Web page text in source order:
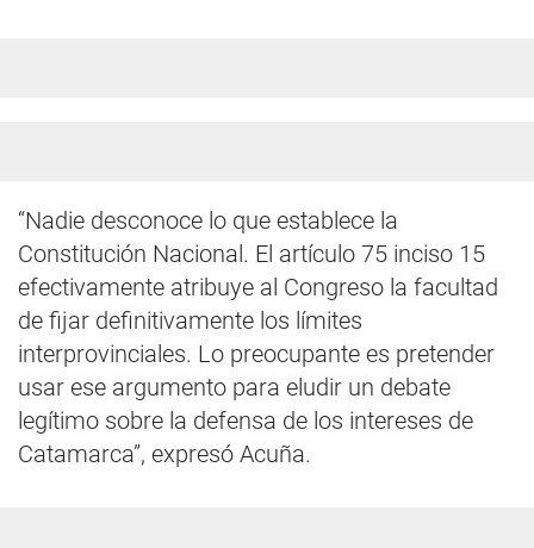
“Nadie desconoce lo que establece la
Constitución Nacional. El artículo 75 inciso 15
efectivamente atribuye al Congreso la facultad
de fijar definitivamente los límites
interprovinciales. Lo preocupante es pretender
usar ese argumento para eludir un debate
legítimo sobre la defensa de los intereses de
Catamarca”, expresó Acuña.